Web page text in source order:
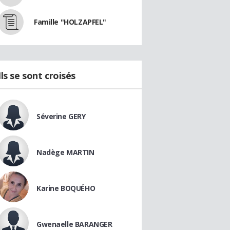
Famille "HOLZAPFEL"
se sont croisés
Séverine GERY
Nadège MARTIN
Karine BOQUÉHO
Gwenaelle BARANGER